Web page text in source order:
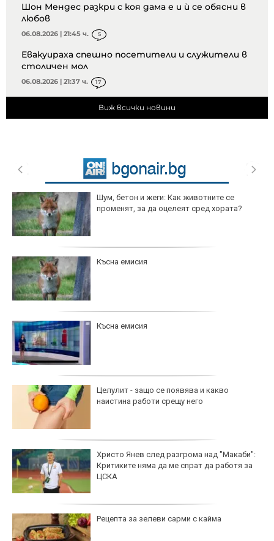
Шон Мендес разкри с коя дама е и ѝ се обясни в
любов
06.08.2026 | 21:45 ч. 5
Евакуираха спешно посетители и служители в
столичен мол
06.08.2026 | 21:37 ч. 17
Виж всички новини
Шум, бетон и жеги: Как животните се
променят, за да оцелеят сред хората?
Късна емисия
Късна емисия
Целулит - защо се появява и какво
наистина работи срещу него
Христо Янев след разгрома над "Макаби":
Критиките няма да ме спрат да работя за
ЦСКА
Рецепта за зелеви сарми с кайма